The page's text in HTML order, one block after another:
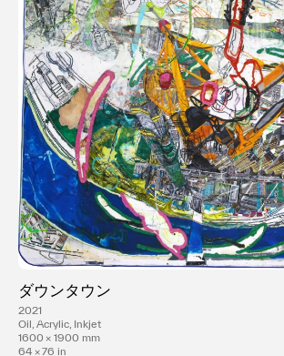
2021
Oil, Acrylic, Inkjet
1600 × 1900 mm
64 × 76 in
ダウンタウン